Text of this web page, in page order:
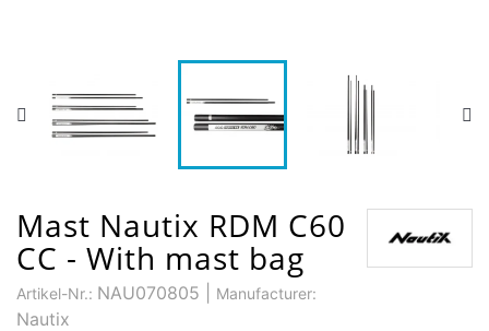
Mast Nautix RDM C60
CC - With mast bag
Artikel-Nr.: NAU070805 Manufacturer:
Nautix